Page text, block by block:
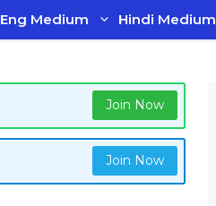
Eng Medium Hindi Medium
Join Now
Join Now